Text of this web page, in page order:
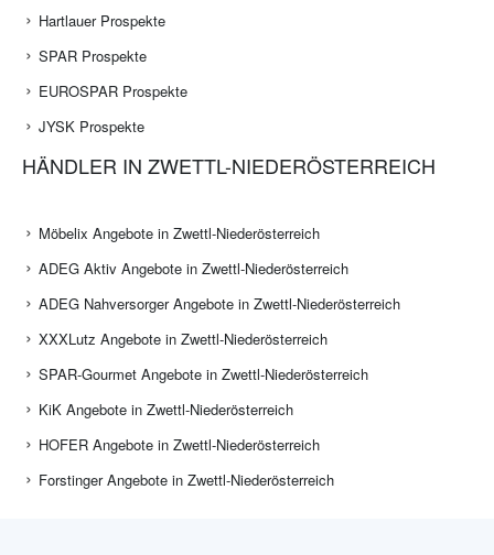
Hartlauer Prospekte
SPAR Prospekte
EUROSPAR Prospekte
JYSK Prospekte
HÄNDLER IN ZWETTL-NIEDERÖSTERREICH
Möbelix Angebote in Zwettl-Niederösterreich
ADEG Aktiv Angebote in Zwettl-Niederösterreich
ADEG Nahversorger Angebote in Zwettl-Niederösterreich
XXXLutz Angebote in Zwettl-Niederösterreich
SPAR-Gourmet Angebote in Zwettl-Niederösterreich
KiK Angebote in Zwettl-Niederösterreich
HOFER Angebote in Zwettl-Niederösterreich
Forstinger Angebote in Zwettl-Niederösterreich